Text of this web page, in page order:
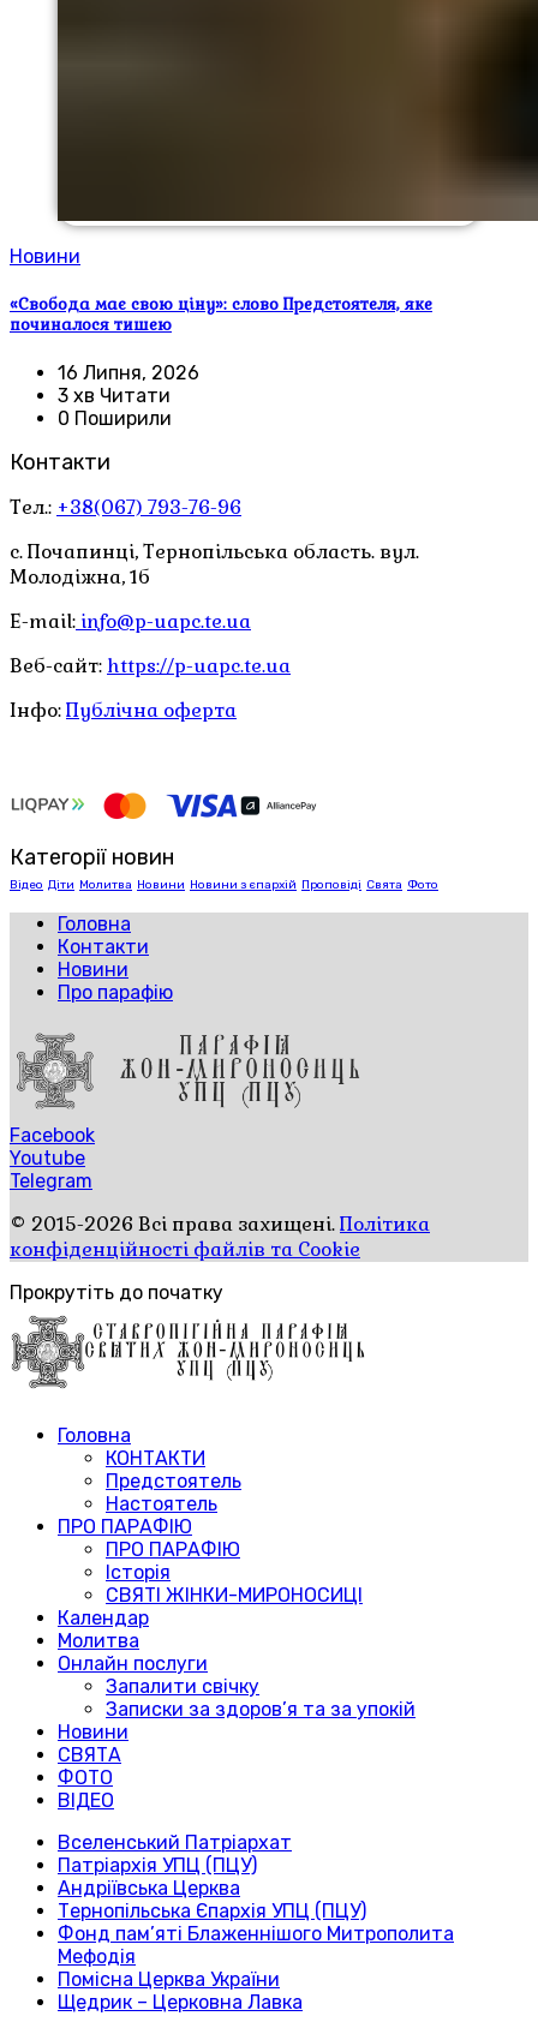
Новини
«Свобода має свою ціну»: слово Предстоятеля, яке
починалося тишею
16 Липня, 2026
3 хв Читати
0 Поширили
Контакти
Тел.: +38(067) 793-76-96
с. Почапинці, Тернопільська область. вул.
Молодіжна, 1б
E-mail: info@p-uapc.te.ua
Веб-сайт: https://p-uapc.te.ua
Інфо:Публічна оферта
Категорії новин
Відео Діти Молитва Новини Новини з єпархій Проповіді Свята Фото
Головна
Контакти
Новини
Про парафію
Facebook
Youtube
Telegram
© 2015-2026 Всі права захищені.Політика
конфіденційності файлів та Cookie
Прокрутіть до початку
Головна
КОНТАКТИ
Предстоятель
Настоятель
ПРО ПАРАФІЮ
ПРО ПАРАФІЮ
Історія
СВЯТІ ЖІНКИ-МИРОНОСИЦІ
Календар
Молитва
Онлайн послуги
Запалити свічку
Записки за здоров’я та за упокій
Новини
СВЯТА
ФОТО
ВІДЕО
Вселенський Патріархат
Патріархія УПЦ (ПЦУ)
Андріївська Церква
Тернопільська Єпархія УПЦ (ПЦУ)
Фонд пам’яті Блаженнішого Митрополита
Мефодія
Помісна Церква України
Щедрик – Церковна Лавка